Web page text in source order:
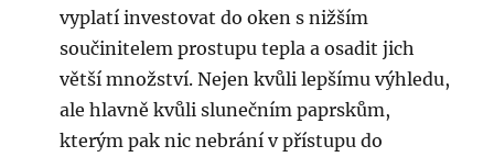
vyplatí investovat do oken s nižším
součinitelem prostupu tepla a osadit jich
větší množství. Nejen kvůli lepšímu výhledu,
ale hlavně kvůli slunečním paprskům,
kterým pak nic nebrání v přístupu do